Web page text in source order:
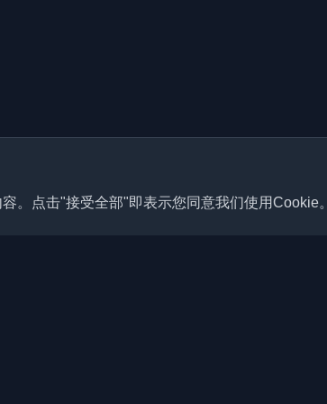
。点击"接受全部"即表示您同意我们使用Cookie。